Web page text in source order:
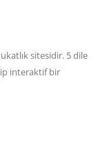
sitesidir. 5 dile
interaktif bir